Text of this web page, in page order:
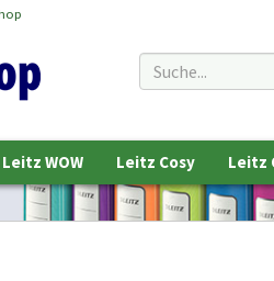
Leitz WOW Leitz Cosy Leitz